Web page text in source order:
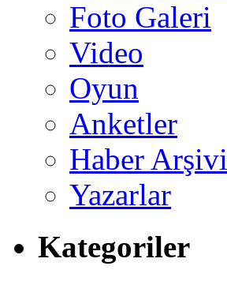
Foto Galeri
Video
Oyun
Anketler
Haber Arşivi
Yazarlar
Kategoriler